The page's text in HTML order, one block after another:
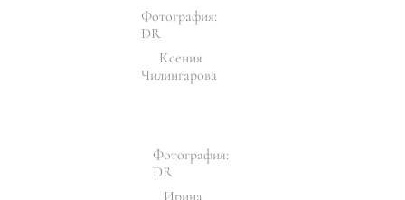
Фотография:
DR
Ксения
Чилингарова
Фотография:
DR